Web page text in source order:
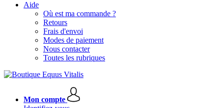
Aide
Où est ma commande ?
Retours
Frais d'envoi
Modes de paiement
Nous contacter
Toutes les rubriques
Mon compte